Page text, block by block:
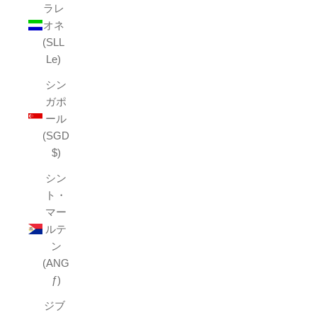
ラレ
オネ
(SLL
Le)
シン
ガポ
ール
(SGD
$)
シン
ト・
マー
ルテ
ン
(ANG
ƒ)
ジブ